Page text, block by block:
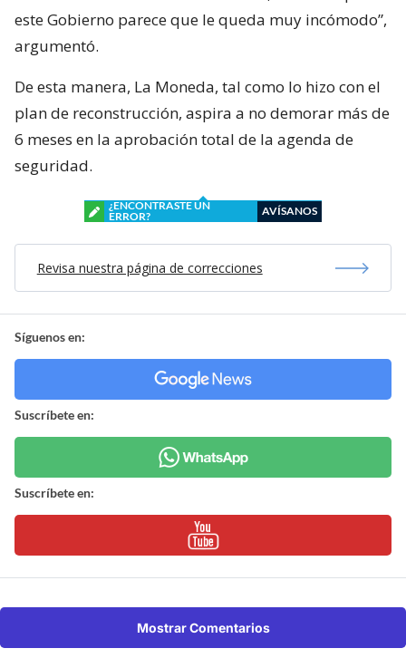
este Gobierno parece que le queda muy incómodo”,
argumentó.
De esta manera, La Moneda, tal como lo hizo con el
plan de reconstrucción, aspira a no demorar más de
6 meses en la aprobación total de la agenda de
seguridad.
¿ENCONTRASTE UN
ERROR?
AVÍSANOS
Revisa nuestra página de correcciones
Síguenos en:
Suscríbete en:
Suscríbete en:
Mostrar Comentarios